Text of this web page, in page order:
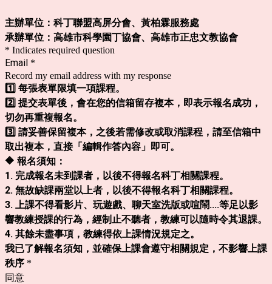
主辦單位：科丁聯盟高屏分會、黃柏霖服務處
承辦單位：高雄市科學園丁協會、高雄市正忠文教協會
* Indicates required question
Email *
Record my email address with my response
1️⃣ 每張表單限填一項課程。
2️⃣ 提交表單後，會在您的信箱留存複本，即表示報名成功，
切勿再重複報名。
3️⃣ 請妥善保留複本，之後若需修改或取消課程，請至信箱中
取出複本，直接「編輯作答內容」即可。
🔶 報名須知：
1. 完成報名未到課者，以後不得報名科丁相關課程。
2. 無故缺課兩堂以上者，以後不得報名科丁相關課程。
3. 上課不得看影片、玩遊戲、聊天室洗版或喧鬧....等足以影
響教練授課的行為，經制止不聽者，教練可以隨時令其退課。
4. 其餘未盡事項，教練得依上課情況規定之。
我已了解報名須知，並確保上課會遵守相關規定，不影響上課
秩序 *
同意